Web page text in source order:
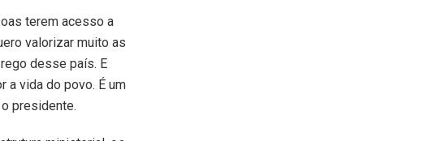
terem acesso a
valorizar muito as
desse país. E
a vida do povo. É um
presidente.